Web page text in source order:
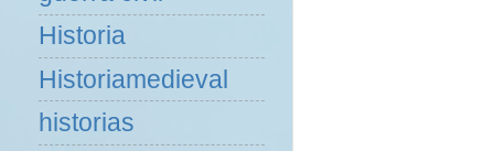
Historia
Historiamedieval
historias